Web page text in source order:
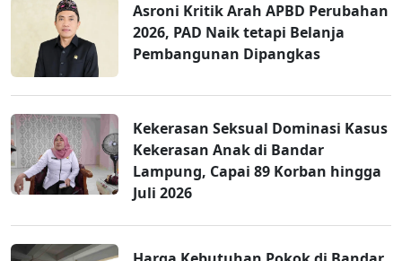
Asroni Kritik Arah APBD Perubahan
2026, PAD Naik tetapi Belanja
Pembangunan Dipangkas
Kekerasan Seksual Dominasi Kasus
Kekerasan Anak di Bandar
Lampung, Capai 89 Korban hingga
Juli 2026